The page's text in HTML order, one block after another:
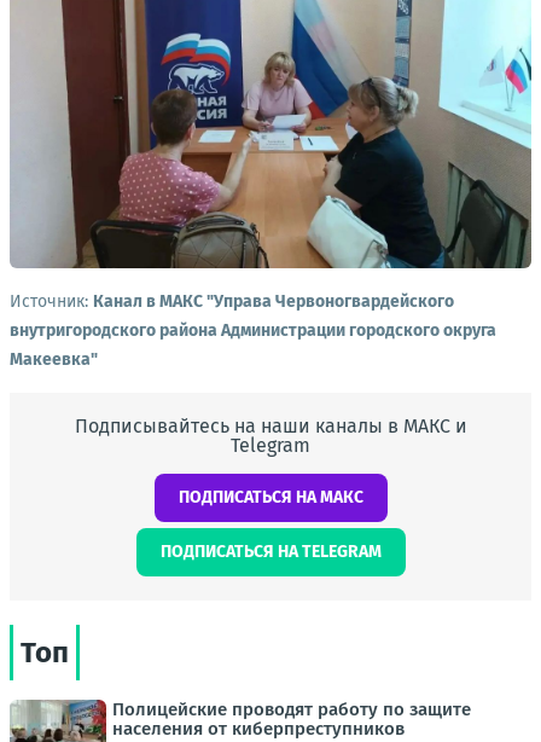
Источник: Канал в МАКС "Управа Червоногвардейского
внутригородского района Администрации городского округа
Макеевка"
Подписывайтесь на наши каналы в МАКС и
Telegram
ПОДПИСАТЬСЯ НА МАКС
ПОДПИСАТЬСЯ НА TELEGRAM
Топ
Полицейские проводят работу по защите
населения от киберпреступников